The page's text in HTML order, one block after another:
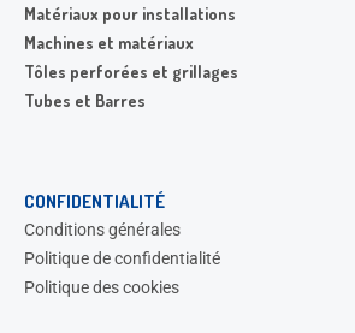
Matériaux pour installations
Machines et matériaux
Tôles perforées et grillages
Tubes et Barres
CONFIDENTIALITÉ
Conditions générales
Politique de confidentialité
Politique des cookies